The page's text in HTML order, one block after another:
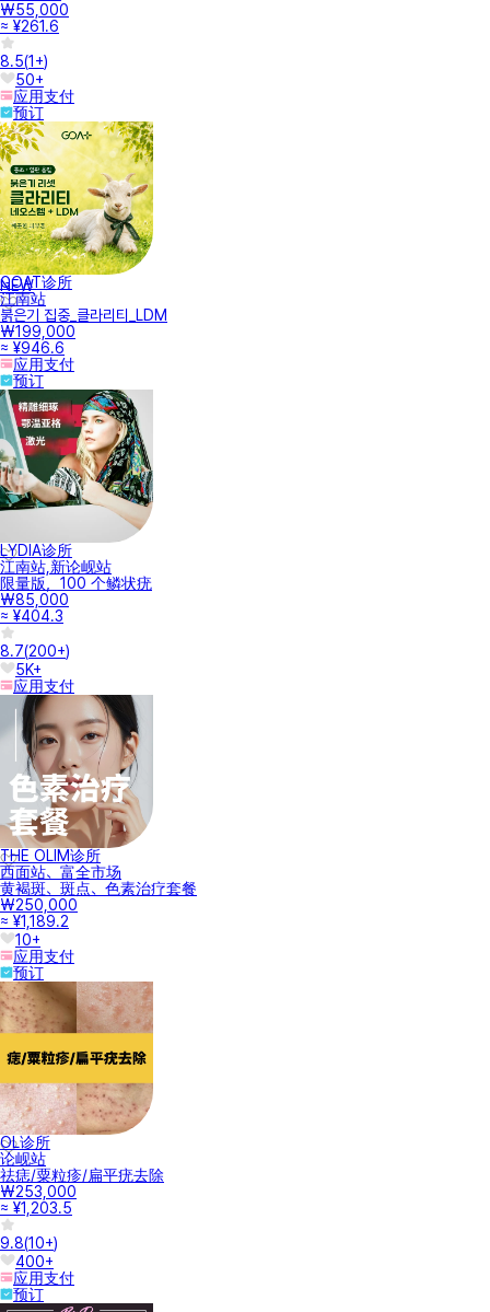
₩55,000
≈ ¥261.6
8.5(1+)
50+
应用支付
预订
NEW
GOAT诊所
江南站
붉은기 집중_클라리티_LDM
₩199,000
≈ ¥946.6
应用支付
预订
LYDIA诊所
江南站,新论岘站
限量版，100 个鳞状疣
₩85,000
≈ ¥404.3
8.7(200+)
5K+
应用支付
THE OLIM诊所
西面站、富全市场
黄褐斑、斑点、色素治疗套餐
₩250,000
≈ ¥1,189.2
10+
应用支付
预订
OL诊所
论岘站
祛痣/粟粒疹/扁平疣去除
₩253,000
≈ ¥1,203.5
9.8(10+)
400+
应用支付
预订